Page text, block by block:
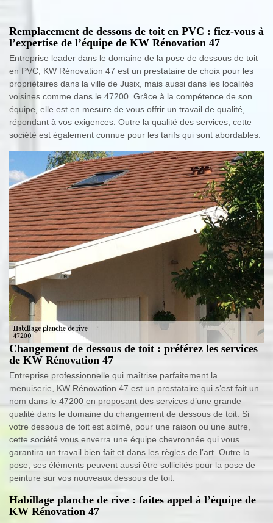
Remplacement de dessous de toit en PVC : fiez-vous à
l’expertise de l’équipe de KW Rénovation 47
Entreprise leader dans le domaine de la pose de dessous de toit
en PVC, KW Rénovation 47 est un prestataire de choix pour les
propriétaires dans la ville de Jusix, mais aussi dans les localités
voisines comme dans le 47200. Grâce à la compétence de son
équipe, elle est en mesure de vous offrir un travail de qualité,
répondant à vos exigences. Outre la qualité des services, cette
société est également connue pour les tarifs qui sont abordables.
Changement de dessous de toit : préférez les services
de KW Rénovation 47
Entreprise professionnelle qui maîtrise parfaitement la
menuiserie, KW Rénovation 47 est un prestataire qui s’est fait un
nom dans le 47200 en proposant des services d’une grande
qualité dans le domaine du changement de dessous de toit. Si
votre dessous de toit est abîmé, pour une raison ou une autre,
cette société vous enverra une équipe chevronnée qui vous
garantira un travail bien fait et dans les règles de l’art. Outre la
pose, ses éléments peuvent aussi être sollicités pour la pose de
peinture sur vos nouveaux dessous de toit.
Habillage planche de rive : faites appel à l’équipe de
KW Rénovation 47